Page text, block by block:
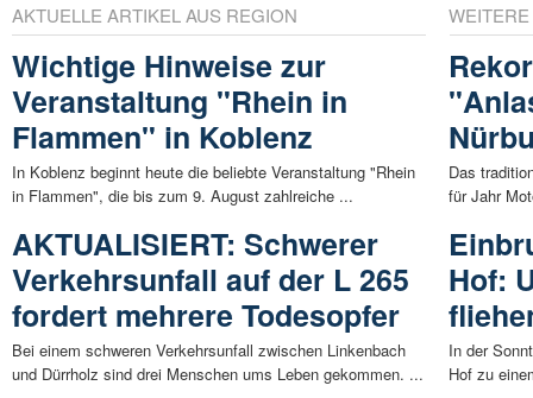
AKTUELLE ARTIKEL AUS REGION
Wichtige Hinweise zur
Veranstaltung "Rhein in
Flammen" in Koblenz
In Koblenz beginnt heute die beliebte Veranstaltung "Rhein
in Flammen", die bis zum 9. August zahlreiche ...
AKTUALISIERT: Schwerer
Verkehrsunfall auf der L 265
fordert mehrere Todesopfer
Bei einem schweren Verkehrsunfall zwischen Linkenbach
und Dürrholz sind drei Menschen ums Leben gekommen. ...
Das
für Jahr
Hof:
In der
Hof zu